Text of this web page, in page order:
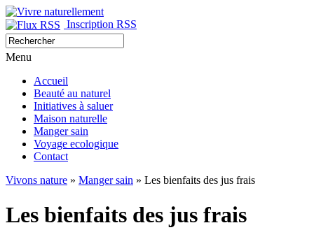
Inscription RSS
Menu
Accueil
Beauté au naturel
Initiatives à saluer
Maison naturelle
Manger sain
Voyage ecologique
Contact
Vivons nature » Manger sain » Les bienfaits des jus frais
Les bienfaits des jus frais